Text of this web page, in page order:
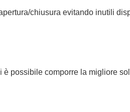
chiusura evitando inutili
possibile comporre la migliore